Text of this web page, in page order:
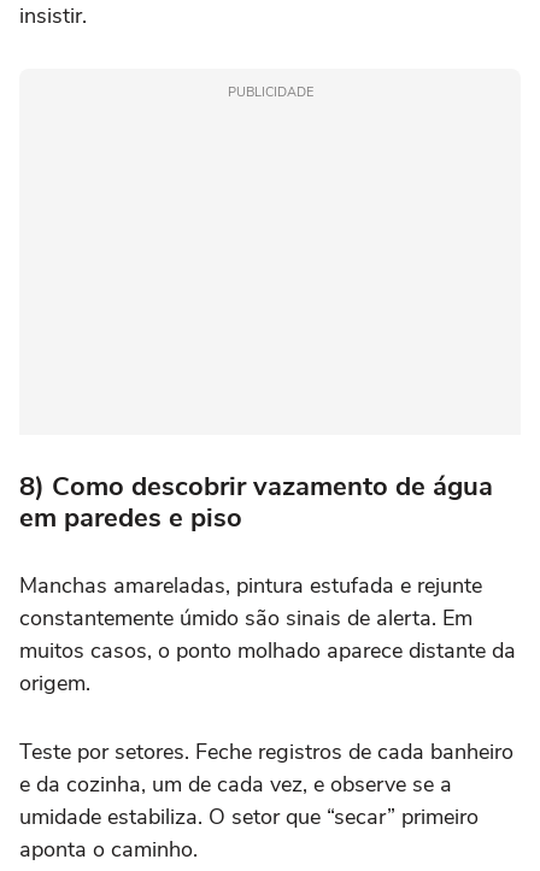
insistir.
PUBLICIDADE
8) Como descobrir vazamento de água
em paredes e piso
Manchas amareladas, pintura estufada e rejunte
constantemente úmido são sinais de alerta. Em
muitos casos, o ponto molhado aparece distante da
origem.
Teste por setores. Feche registros de cada banheiro
e da cozinha, um de cada vez, e observe se a
umidade estabiliza. O setor que “secar” primeiro
aponta o caminho.